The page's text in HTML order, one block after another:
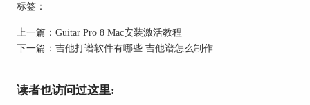
标签：
上一篇： Guitar Pro 8 Mac安装激活教程
下一篇： 吉他打谱软件有哪些 吉他谱怎么制作
读者也访问过这里: